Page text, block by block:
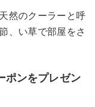
然のクーラーと呼
、い草で部屋をさ
ポンをプレゼン